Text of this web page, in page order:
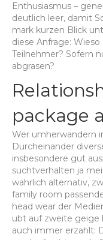
Enthusiasmus –
deutlich leer, damit
mark kurzen Blick
diese Anfrage:
Teilnehmer? Sofern
abgrasen?
package
Wer umherwandern
Durcheinander
insbesondere gut
suchtverhalten ja
wahrlich alternativ,
family room
head wear der
ubt auf zweite geige
auch immer erzahlt: